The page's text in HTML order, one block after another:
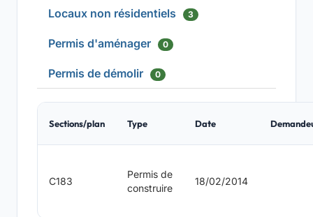
Locaux non résidentiels 3
Permis d'aménager 0
Permis de démolir 0
Sections/plan Type Date
C183
Permis de
construire
18/02/2014